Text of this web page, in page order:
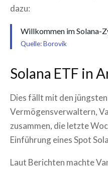
dazu:
Willkommen im Solana-
Quelle: Borovik
Solana ETF in
Dies fällt mit den
Vermögensverwaltern,
zusammen, die letzte
Einführung eines Spot
Laut Berichten machte